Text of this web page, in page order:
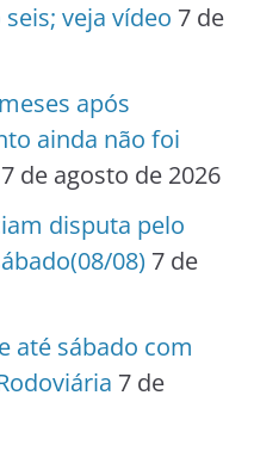
veja vídeo 7 de
após
ainda não foi
7 de agosto de 2026
disputa pelo
08) 7 de
até sábado com
7 de